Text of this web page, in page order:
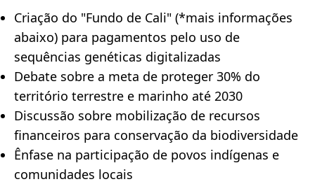
Criação do "Fundo de Cali" (*mais informações
abaixo) para pagamentos pelo uso de
sequências genéticas digitalizadas
Debate sobre a meta de proteger 30% do
território terrestre e marinho até 2030
Discussão sobre mobilização de recursos
financeiros para conservação da biodiversidade
Ênfase na participação de povos indígenas e
comunidades locais